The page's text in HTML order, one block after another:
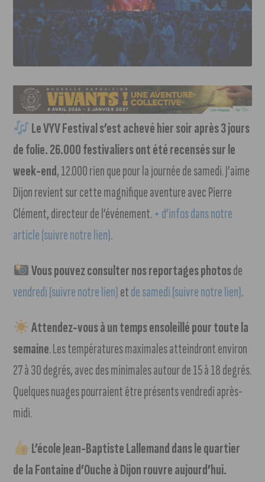
Le VYV Festival s’est achevé hier soir après 3 jours
de folie. 26.000 festivaliers ont été recensés sur le
week-end, 12.000 rien que pour la journée de samedi. J’aime
Dijon revient sur cette magnifique aventure avec Pierre
Clément, directeur de l’événement.+ d’infos dans notre
article (suivre notre lien).
Vous pouvez consulter nos reportages photosde
vendredi (suivre notre lien)etde samedi (suivre notre lien).
Attendez-vous à un temps ensoleillé pour toute la
semaine. Les températures maximales atteindront environ
27 à 30 degrés, avec des minimales autour de 15 à 18 degrés.
Quelques nuages pourraient être présents vendredi après-
midi.
L’école Jean-Baptiste Lallemand dans le quartier
de la Fontaine d’Ouche à Dijon rouvre aujourd’hui.